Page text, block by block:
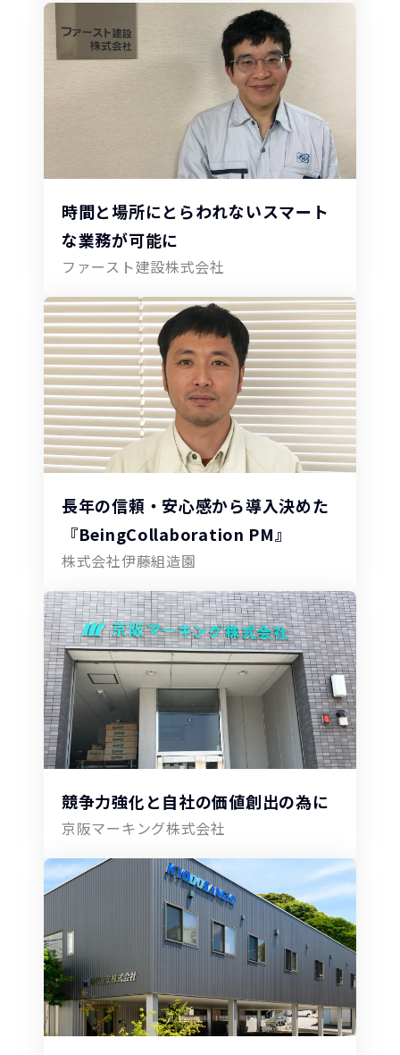
時間と場所にとらわれないスマート
な業務が可能に
ファースト建設株式会社
長年の信頼・安心感から導入決めた
『BeingCollaboration PM』
株式会社伊藤組造園
競争力強化と自社の価値創出の為に
京阪マーキング株式会社